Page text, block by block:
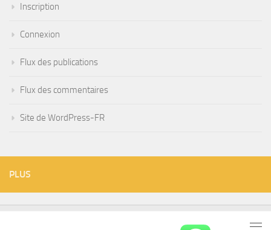
Inscription
Connexion
Flux des publications
Flux des commentaires
Site de WordPress-FR
PLUS